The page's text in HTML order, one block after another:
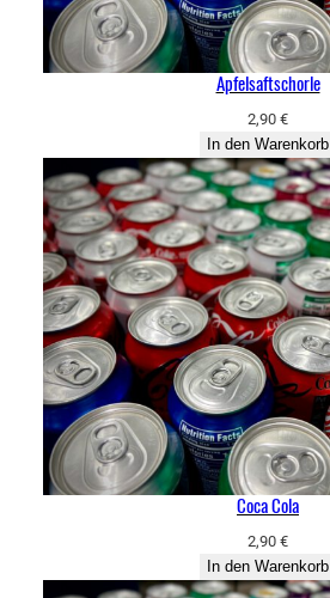
Apfelsaftschorle
2,90 €
In den Warenkorb
Coca Cola
2,90 €
In den Warenkorb